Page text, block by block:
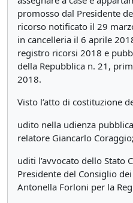
promosso dal Presidente
ricorso notificato il 29
in cancelleria il 6 aprile
registro ricorsi 2018 e
della Repubblica n. 21,
2018.
Visto l’atto di costituzione
udito nella udienza
relatore Giancarlo Coraggio;
uditi l’avvocato dello Stato
Presidente del Consiglio
Antonella Forloni per la